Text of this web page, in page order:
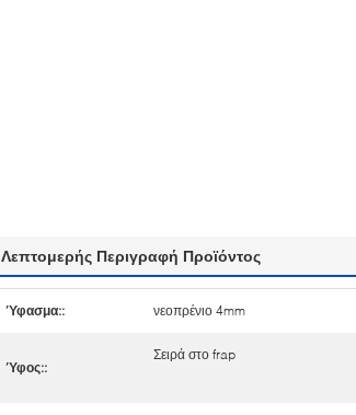
Λεπτομερής Περιγραφή Προϊόντος
Ύφασμα:: νεοπρένιο 4mm
Ύφος::
Σειρά στο frap